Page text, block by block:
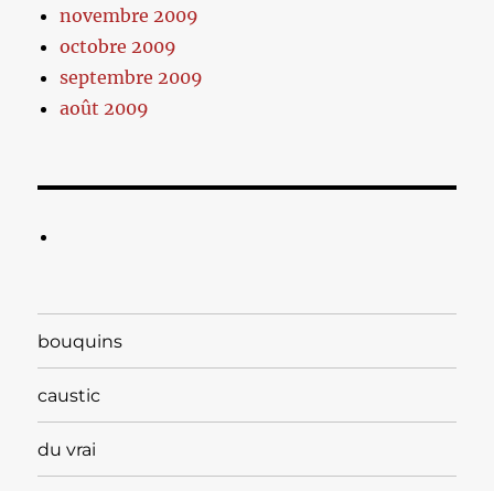
novembre 2009
octobre 2009
septembre 2009
août 2009
bouquins
caustic
du vrai